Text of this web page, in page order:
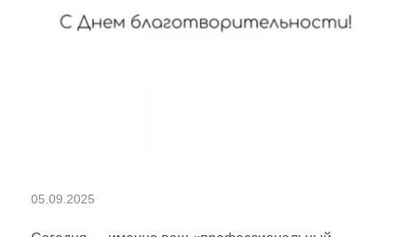
С
05.09.2025